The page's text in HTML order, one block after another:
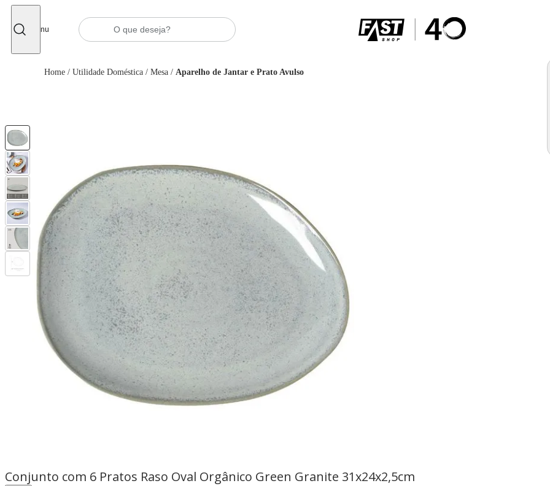
Menu
Home / Utilidade Doméstica / Mesa / Aparelho de Jantar e Prato Avulso
Conjunto com 6 Pratos Raso Oval Orgânico Green Granite 31x24x2,5cm